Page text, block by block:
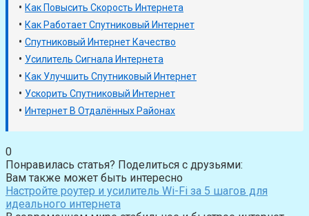
• Как Повысить Скорость Интернета
• Как Работает Спутниковый Интернет
• Спутниковый Интернет Качество
• Усилитель Сигнала Интернета
• Как Улучшить Спутниковый Интернет
• Ускорить Спутниковый Интернет
• Интернет В Отдалённых Районах
0
Понравилась статья? Поделиться с друзьями:
Вам также может быть интересно
Настройте роутер и усилитель Wi-Fi за 5 шагов для
идеального интернета